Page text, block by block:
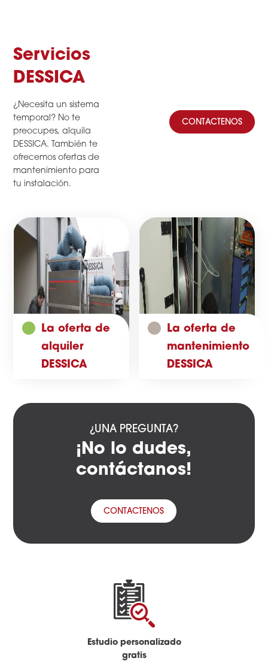
Servicios
DESSICA
¿Necesita un sistema
temporal? No te
preocupes, alquila
DESSICA. También te
ofrecemos ofertas de
mantenimiento para
tu instalación.
CONTACTENOS
La oferta de
alquiler
DESSICA
La oferta de
mantenimiento
DESSICA
¿UNA PREGUNTA?
¡No lo dudes,
contáctanos!
CONTACTENOS
Estudio personalizado
gratis